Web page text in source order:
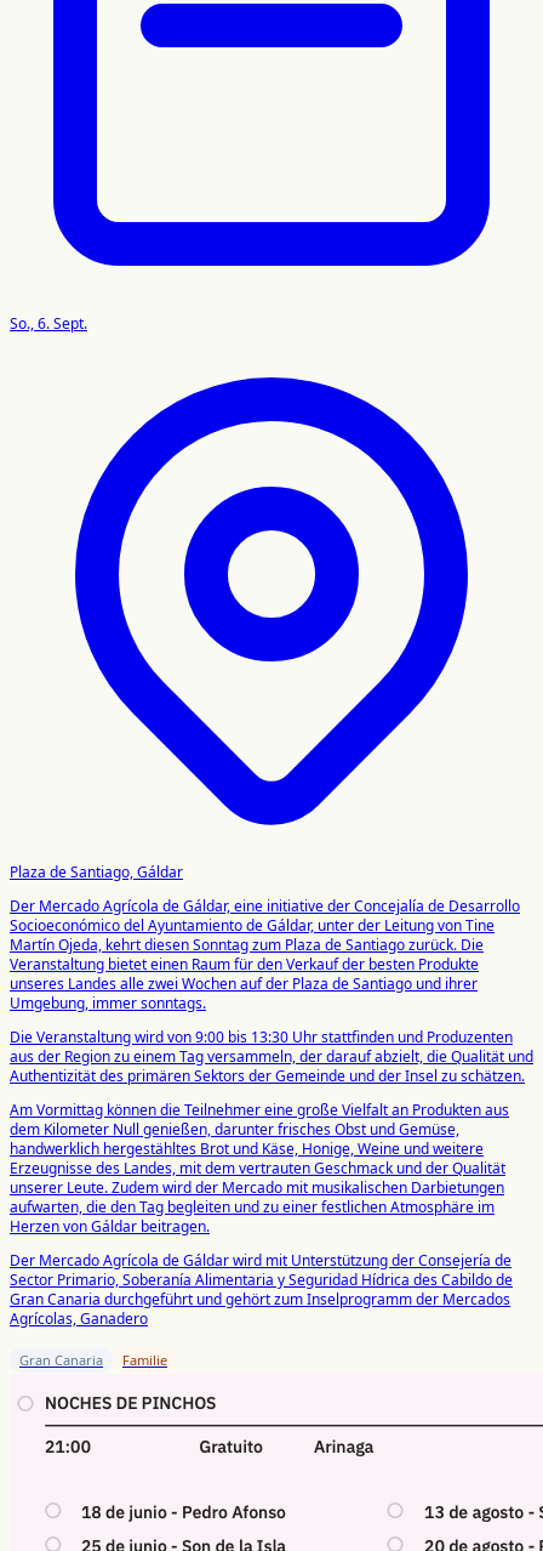
So., 6. Sept.
Plaza de Santiago, Gáldar
Der Mercado Agrícola de Gáldar, eine initiative der Concejalía de Desarrollo
Socioeconómico del Ayuntamiento de Gáldar, unter der Leitung von Tine
Martín Ojeda, kehrt diesen Sonntag zum Plaza de Santiago zurück. Die
Veranstaltung bietet einen Raum für den Verkauf der besten Produkte
unseres Landes alle zwei Wochen auf der Plaza de Santiago und ihrer
Umgebung, immer sonntags.
Die Veranstaltung wird von 9:00 bis 13:30 Uhr stattfinden und Produzenten
aus der Region zu einem Tag versammeln, der darauf abzielt, die Qualität und
Authentizität des primären Sektors der Gemeinde und der Insel zu schätzen.
Am Vormittag können die Teilnehmer eine große Vielfalt an Produkten aus
dem Kilometer Null genießen, darunter frisches Obst und Gemüse,
handwerklich hergestähltes Brot und Käse, Honige, Weine und weitere
Erzeugnisse des Landes, mit dem vertrauten Geschmack und der Qualität
unserer Leute. Zudem wird der Mercado mit musikalischen Darbietungen
aufwarten, die den Tag begleiten und zu einer festlichen Atmosphäre im
Herzen von Gáldar beitragen.
Der Mercado Agrícola de Gáldar wird mit Unterstützung der Consejería de
Sector Primario, Soberanía Alimentaria y Seguridad Hídrica des Cabildo de
Gran Canaria durchgeführt und gehört zum Inselprogramm der Mercados
Agrícolas, Ganadero
Gran Canaria Familie